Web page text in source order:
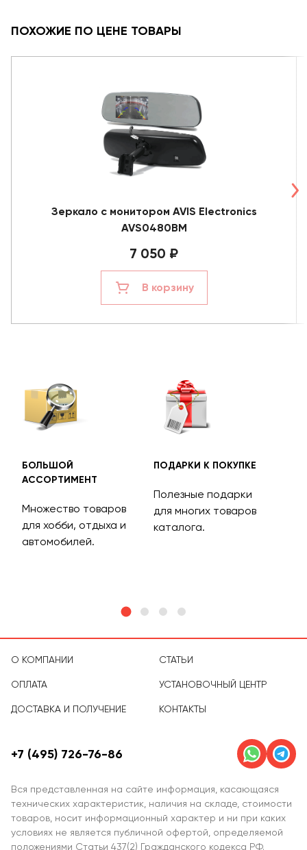
ПОХОЖИЕ ПО ЦЕНЕ ТОВАРЫ
Зеркало с монитором AVIS Electronics
AVS0480BM
7 050 ₽
В корзину
БОЛЬШОЙ
АССОРТИМЕНТ
Множество товаров
для хобби, отдыха и
автомобилей.
ПОДАРКИ К ПОКУПКЕ
Полезные подарки
для многих товаров
каталога.
О КОМПАНИИ
ОПЛАТА
ДОСТАВКА И ПОЛУЧЕНИЕ
СТАТЬИ
УСТАНОВОЧНЫЙ ЦЕНТР
КОНТАКТЫ
Вся представленная на сайте информация, касающаяся
технических характеристик, наличия на складе, стоимости
товаров, носит информационный характер и ни при каких
условиях не является публичной офертой, определяемой
положениями Статьи 437(2) Гражданского кодекса РФ.
+7 (495) 726-76-86